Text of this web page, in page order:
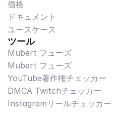
価格
ドキュメント
ユースケース
ツール
Mubert フューズ
Mubert フューズ
YouTube著作権チェッカー
DMCA Twitchチェッカー
Instagramリールチェッカー